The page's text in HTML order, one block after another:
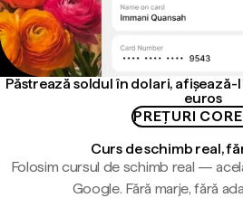
Păstrează soldul în dolari, afișează-
euros
PREȚURI
Curs de schimb real,
Folosim cursul de schimb real —
Google. Fără marje, fără